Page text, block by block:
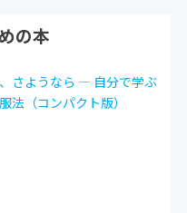
の本
さようなら ― 自分で学ぶ
法（コンパクト版）